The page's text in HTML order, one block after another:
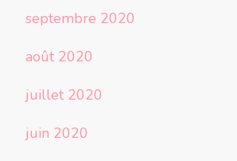
septembre 2020
août 2020
juillet 2020
juin 2020